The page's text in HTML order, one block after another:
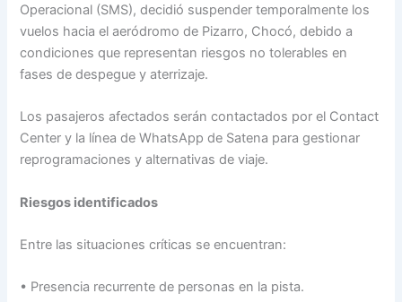
Operacional (SMS), decidió suspender temporalmente los
vuelos hacia el aeródromo de Pizarro, Chocó, debido a
condiciones que representan riesgos no tolerables en
fases de despegue y aterrizaje.
Los pasajeros afectados serán contactados por el Contact
Center y la línea de WhatsApp de Satena para gestionar
reprogramaciones y alternativas de viaje.
Riesgos identificados
Entre las situaciones críticas se encuentran:
• Presencia recurrente de personas en la pista.